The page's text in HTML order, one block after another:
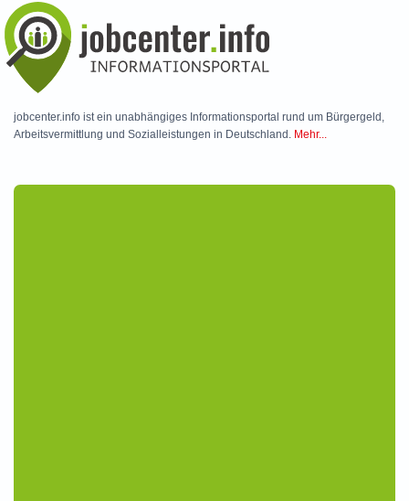
Skip to main content
jobcenter.info ist ein unabhängiges Informationsportal rund um Bürgergeld,
Arbeitsvermittlung und Sozialleistungen in Deutschland. Mehr...